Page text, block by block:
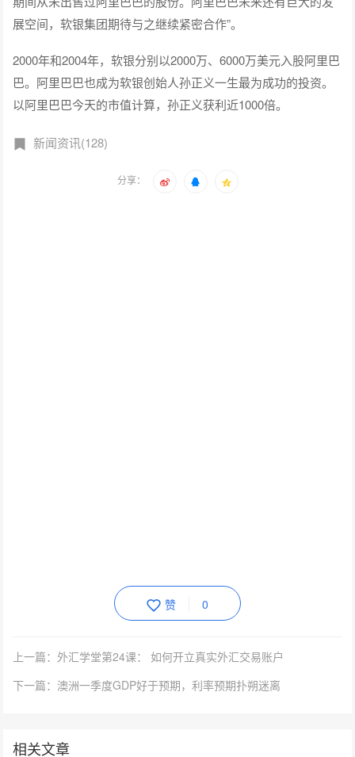
展空间，软银集团期待与之继续紧密合作”。
2000年和2004年，软银分别以2000万、6000万美元入股阿里巴
巴。阿里巴巴也成为软银创始人孙正义一生最为成功的投资。
以阿里巴巴今天的市值计算，孙正义获利近1000倍。
新闻资讯(128)
分享：
赞 0
上一篇：外汇学堂第24课： 如何开立真实外汇交易账户
下一篇：澳洲一季度GDP好于预期，利率预期扑朔迷离
相关文章